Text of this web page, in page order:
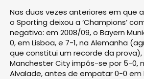
Nas duas vezes anteriores em que
o Sporting deixou a ‘Champions’
negativo: em 2008/09, o Bayern
0, em Lisboa, e 7-1, na Alemanha
que constitui um recorde da prova),
Manchester City impôs-se por 5-0,
Alvalade, antes de empatar 0-0 em